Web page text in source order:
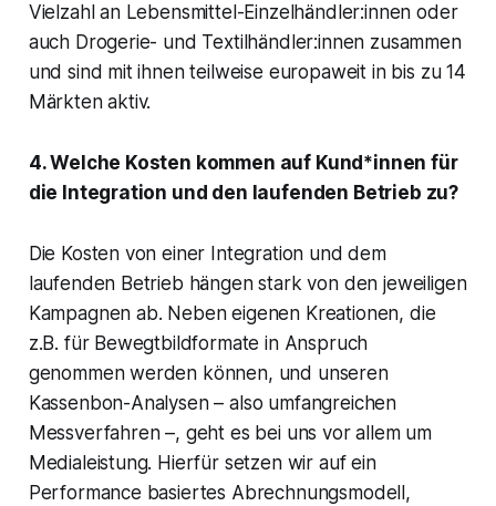
Vielzahl an Lebensmittel-Einzelhändler:innen oder
auch Drogerie- und Textilhändler:innen zusammen
und sind mit ihnen teilweise europaweit in bis zu 14
Märkten aktiv.
4. Welche Kosten kommen auf Kund*innen für
die Integration und den laufenden Betrieb zu?
Die Kosten von einer Integration und dem
laufenden Betrieb hängen stark von den jeweiligen
Kampagnen ab. Neben eigenen Kreationen, die
z.B. für Bewegtbildformate in Anspruch
genommen werden können, und unseren
Kassenbon-Analysen – also umfangreichen
Messverfahren –, geht es bei uns vor allem um
Medialeistung. Hierfür setzen wir auf ein
Performance basiertes Abrechnungsmodell,